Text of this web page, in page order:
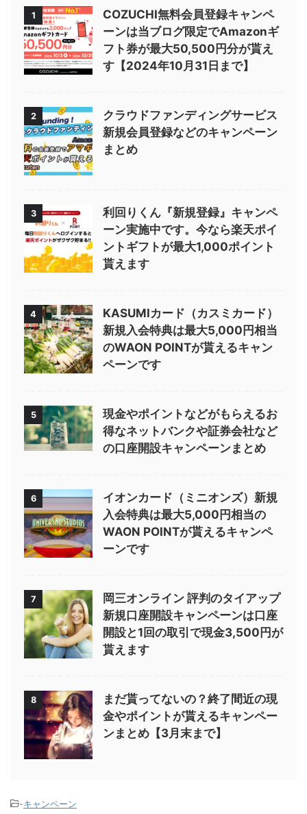
1
COZUCHI無料会員登録キャンペ
ーンは当ブログ限定でAmazonギ
フト券が最大50,500円分が貰え
す【2024年10月31日まで】
2
クラウドファンディングサービス
新規会員登録などのキャンペーン
まとめ
3
利回りくん『新規登録』キャンペ
ーン実施中です。今なら楽天ポイ
ントギフトが最大1,000ポイント
貰えます
4
KASUMIカード（カスミカード）
新規入会特典は最大5,000円相当
のWAON POINTが貰えるキャン
ペーンです
5
現金やポイントなどがもらえるお
得なネットバンクや証券会社など
の口座開設キャンペーンまとめ
6
イオンカード（ミニオンズ）新規
入会特典は最大5,000円相当の
WAON POINTが貰えるキャンペ
ーンです
7
岡三オンライン 評判のタイアップ
新規口座開設キャンペーンは口座
開設と1回の取引で現金3,500円が
貰えます
8
まだ貰ってないの？終了間近の現
金やポイントが貰えるキャンペー
ンまとめ【3月末まで】
-キャンペーン